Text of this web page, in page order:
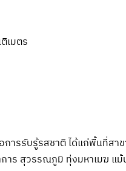
เมตร
ารรับรู้รสชาติ ได้แก่พื้นที่สา
าร สุวรรณภูมิ ทุ่งมหาเมฆ แ